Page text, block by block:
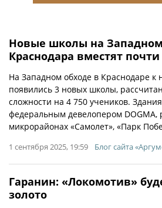
Новые школы на
Краснодара вместят
На Западном обходе в Краснодаре к
появились 3 новых школы,
сложности на 4 750 учеников.
федеральным девелопером DOGMA,
микрорайонах «Самолет», «Парк
1 сентября 2025, 19:59 Блог сайта
Гаранин: «Локомотив»
золото